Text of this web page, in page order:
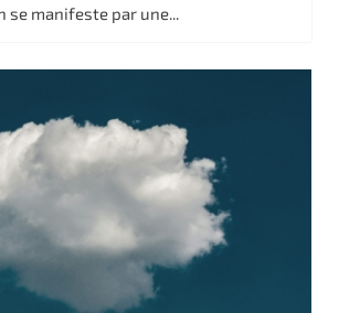
se manifeste par une...